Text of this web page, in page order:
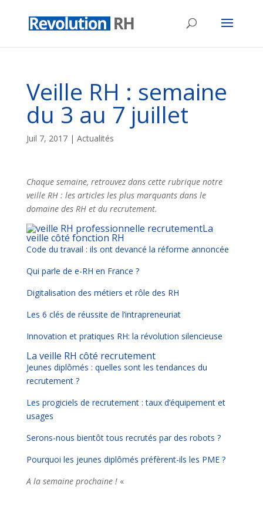
Veille RH : semaine
du 3 au 7 juillet
Juil 7, 2017| Actualités
Chaque semaine, retrouvez dans cette rubrique notre
veille RH : les articles les plus marquants dans le
domaine des RH et du recrutement.
La
veille côté fonction RH
Code du travail : ils ont devancé la réforme annoncée
Qui parle de e-RH en France ?
Digitalisation des métiers et rôle des RH
Les 6 clés de réussite de l’intrapreneuriat
Innovation et pratiques RH: la révolution silencieuse
La veille RH côté recrutement
Jeunes diplômés : quelles sont les tendances du
recrutement ?
Les progiciels de recrutement : taux d’équipement et
usages
Serons-nous bientôt tous recrutés par des robots ?
Pourquoi les jeunes diplômés préfèrent-ils les PME ?
A la semaine prochaine ! «